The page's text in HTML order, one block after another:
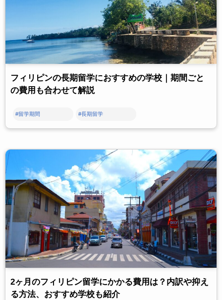
フィリピンの長期留学におすすめの学校｜期間ごと
の費用も合わせて解説
#留学期間 #長期留学
2ヶ月のフィリピン留学にかかる費用は？内訳や抑え
る方法、おすすめ学校も紹介